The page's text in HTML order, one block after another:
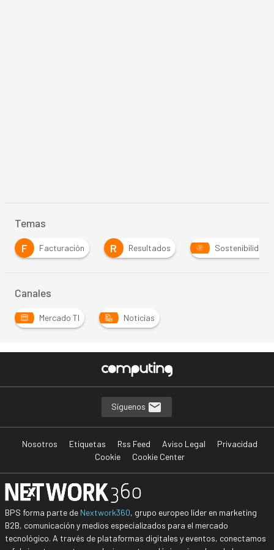
Temas
F
Facturación R Resultados Sostenibilidad
Canales
Mercado TI Noticias
Síguenos
Nosotros Etiquetas Rss Feed Aviso Legal
Privacidad
Cookie
Cookie Center
BPS forma parte de Nextwork360, grupo europeo líder en marketing
B2B, comunicación y medios especializados para el mercado
tecnológico. A través de plataformas digitales y eventos, conectamos